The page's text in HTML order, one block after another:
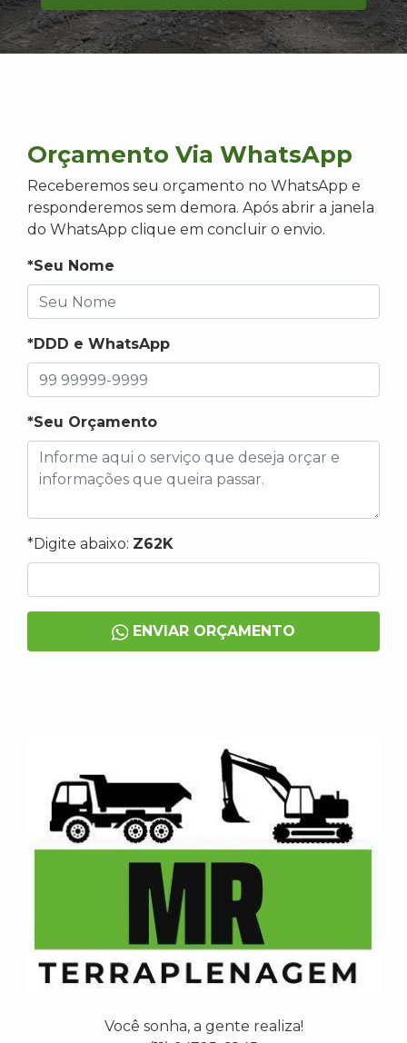
Orçamento Via WhatsApp
Receberemos seu orçamento no WhatsApp e
responderemos sem demora. Após abrir a janela
do WhatsApp clique em concluir o envio.
*Seu Nome
*DDD e WhatsApp
*Seu Orçamento
*Digite abaixo: Z62K
ENVIAR ORÇAMENTO
Você sonha, a gente realiza!